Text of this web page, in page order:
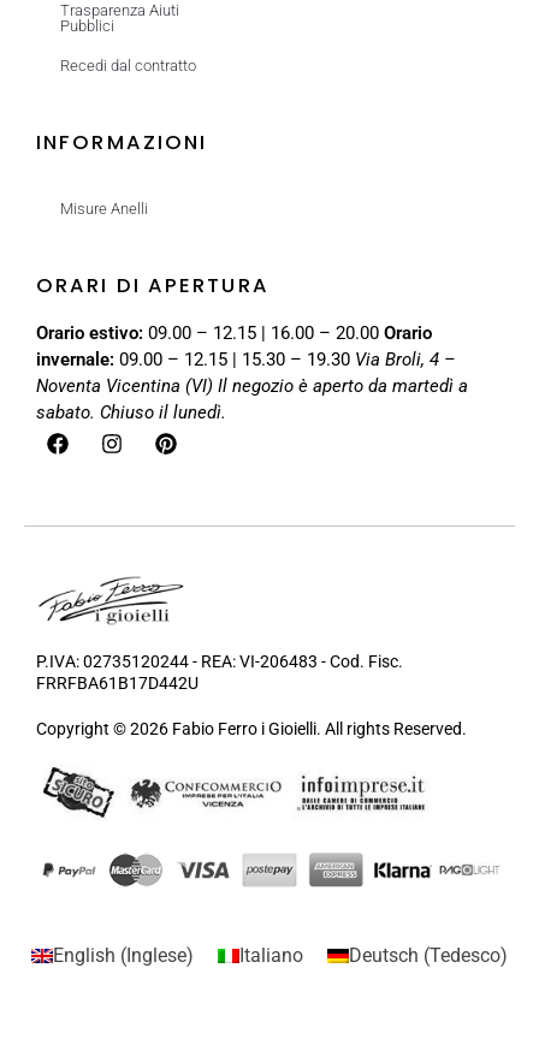
Trasparenza Aiuti
Pubblici
Recedi dal contratto
INFORMAZIONI
Misure Anelli
ORARI DI APERTURA
Orario estivo: 09.00 – 12.15 | 16.00 – 20.00 Orario
invernale: 09.00 – 12.15 | 15.30 – 19.30 Via Broli, 4 –
Noventa Vicentina (VI) Il negozio è aperto da martedì a
sabato. Chiuso il lunedì.
P.IVA: 02735120244 - REA: VI-206483 - Cod. Fisc.
FRRFBA61B17D442U
Copyright © 2026 Fabio Ferro i Gioielli. All rights Reserved.
English (Inglese) Italiano Deutsch (Tedesco)